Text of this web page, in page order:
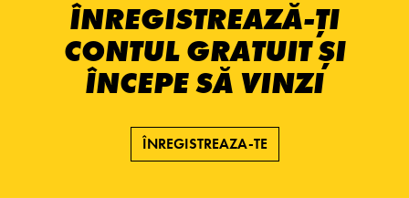
ÎNREGISTREAZĂ-ȚI
CONTUL GRATUIT ȘI
ÎNCEPE SĂ VINZI
ÎNREGISTREAZA-TE